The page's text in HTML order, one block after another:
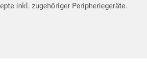
inkl. zugehöriger Peripheriegeräte.